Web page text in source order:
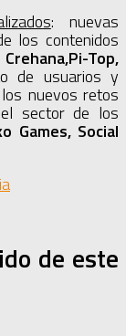
: nuevas
los contenidos
Top,
de usuarios y
nuevos retos
sector de los
Games, Social
de este